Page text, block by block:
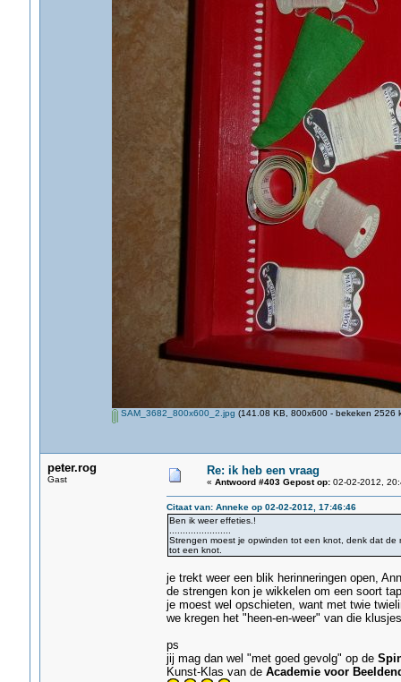
SAM_3682_800x600_2.jpg (141.08 KB, 800x600 - bekeken 2526
peter.rog
Gast
Re: ik heb een vraag
« Antwoord #403 Gepost op:02-02-2012,
Citaat van: Anneke op 02-02-2012, 17:46:46
Ben ik weer effeties.!
Strengen moest je opwinden tot een knot, denk dat
tot een knot.
je trekt weer een blik herinneringen open,
de strengen kon je wikkelen om een soort
je moest wel opschieten, want met twie
we kregen het "heen-en-weer" van die
ps
jij mag dan wel "met goed gevolg" op de
Kunst-Klas van de Academie voor